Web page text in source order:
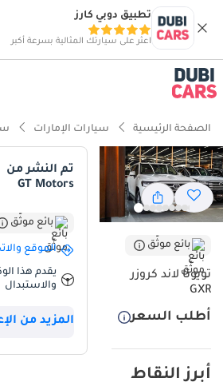
تطبيق دوبي كارز
اعثر على سيارتك المثالية بسرعة أكبر
الصفحة الرئيسية سيارات الإمارات
بائع موثّق
تويوتا لاند كروزر
GXR
أطلب السعر
أبرز النقاط
تم النشر من
GT Motors
بائع موثّق
الموقع
يقدم هذا
والاستبدال
المزيد من